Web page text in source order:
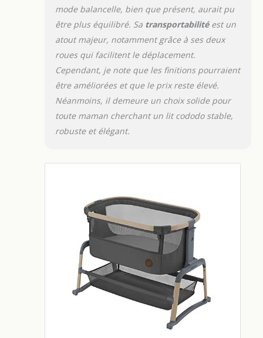
mode balancelle, bien que présent, aurait pu
être plus équilibré. Sa transportabilitéest un
atout majeur, notamment grâce à ses deux
roues qui facilitent le déplacement.
Cependant, je note que les finitions pourraient
être améliorées et que le prix reste élevé.
Néanmoins, il demeure un choix solide pour
toute maman cherchant un lit cododo stable,
robuste et élégant.